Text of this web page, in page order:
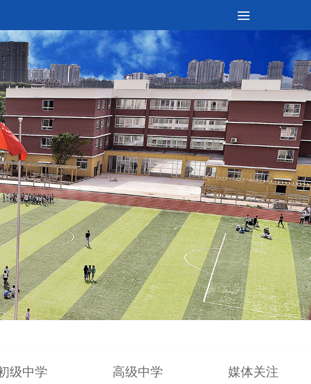
级中学 高级中学 媒体关注